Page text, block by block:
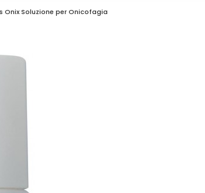
Onix Soluzione per Onicofagia